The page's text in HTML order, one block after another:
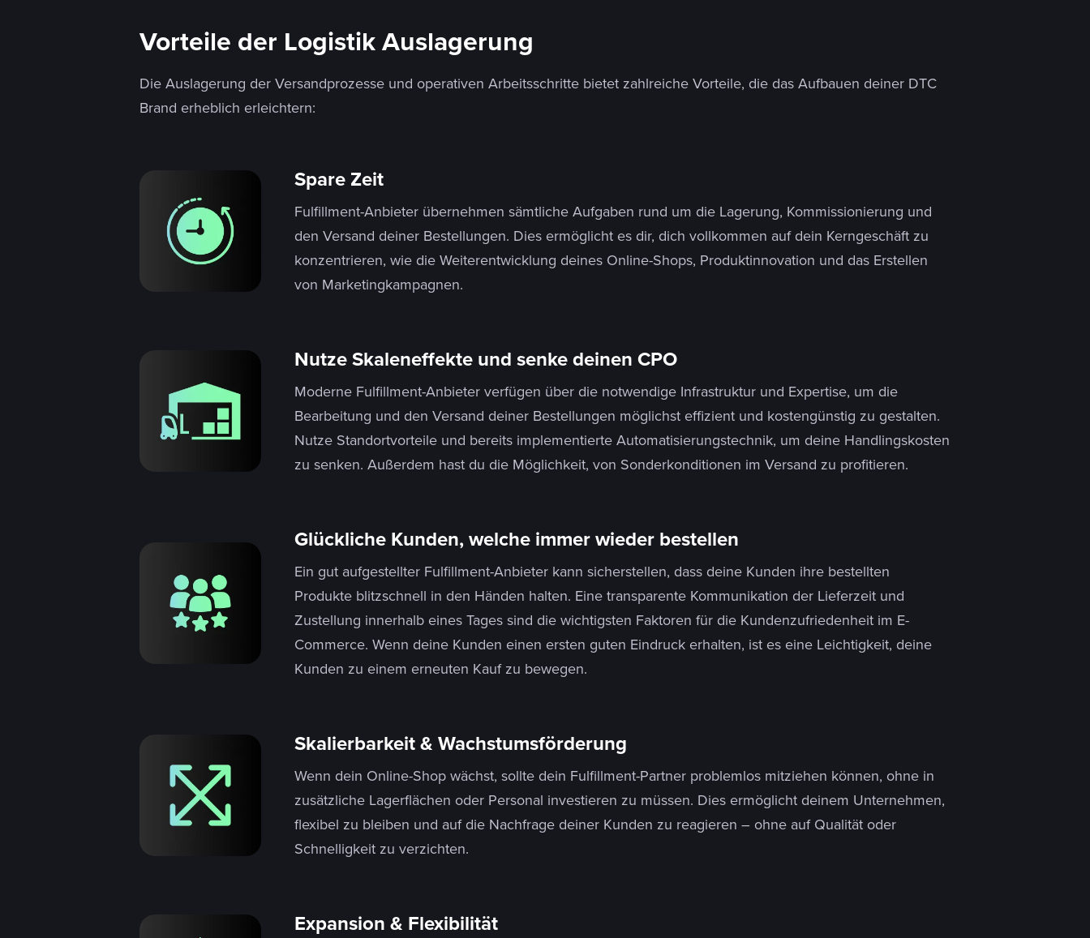
Vorteile der Logistik Auslagerung
Die Auslagerung der Versandprozesse und operativen Arbeitsschritte bietet zahlreiche Vorteile, die das Aufbauen deiner DTC
Brand erheblich erleichtern:
Spare Zeit
Fulfillment-Anbieter übernehmen sämtliche Aufgaben rund um die Lagerung, Kommissionierung und
den Versand deiner Bestellungen. Dies ermöglicht es dir, dich vollkommen auf dein Kerngeschäft zu
konzentrieren, wie die Weiterentwicklung deines Online-Shops, Produktinnovation und das Erstellen
von Marketingkampagnen.
Nutze Skaleneffekte und senke deinen CPO
Moderne Fulfillment-Anbieter verfügen über die notwendige Infrastruktur und Expertise, um die
Bearbeitung und den Versand deiner Bestellungen möglichst effizient und kostengünstig zu gestalten.
Nutze Standortvorteile und bereits implementierte Automatisierungstechnik, um deine Handlingskosten
zu senken. Außerdem hast du die Möglichkeit, von Sonderkonditionen im Versand zu profitieren.
Glückliche Kunden, welche immer wieder bestellen
Ein gut aufgestellter Fulfillment-Anbieter kann sicherstellen, dass deine Kunden ihre bestellten
Produkte blitzschnell in den Händen halten. Eine transparente Kommunikation der Lieferzeit und
Zustellung innerhalb eines Tages sind die wichtigsten Faktoren für die Kundenzufriedenheit im E-
Commerce. Wenn deine Kunden einen ersten guten Eindruck erhalten, ist es eine Leichtigkeit, deine
Kunden zu einem erneuten Kauf zu bewegen.
Skalierbarkeit & Wachstumsförderung
Wenn dein Online-Shop wächst, sollte dein Fulfillment-Partner problemlos mitziehen können, ohne in
zusätzliche Lagerflächen oder Personal investieren zu müssen. Dies ermöglicht deinem Unternehmen,
flexibel zu bleiben und auf die Nachfrage deiner Kunden zu reagieren – ohne auf Qualität oder
Schnelligkeit zu verzichten.
Expansion & Flexibilität